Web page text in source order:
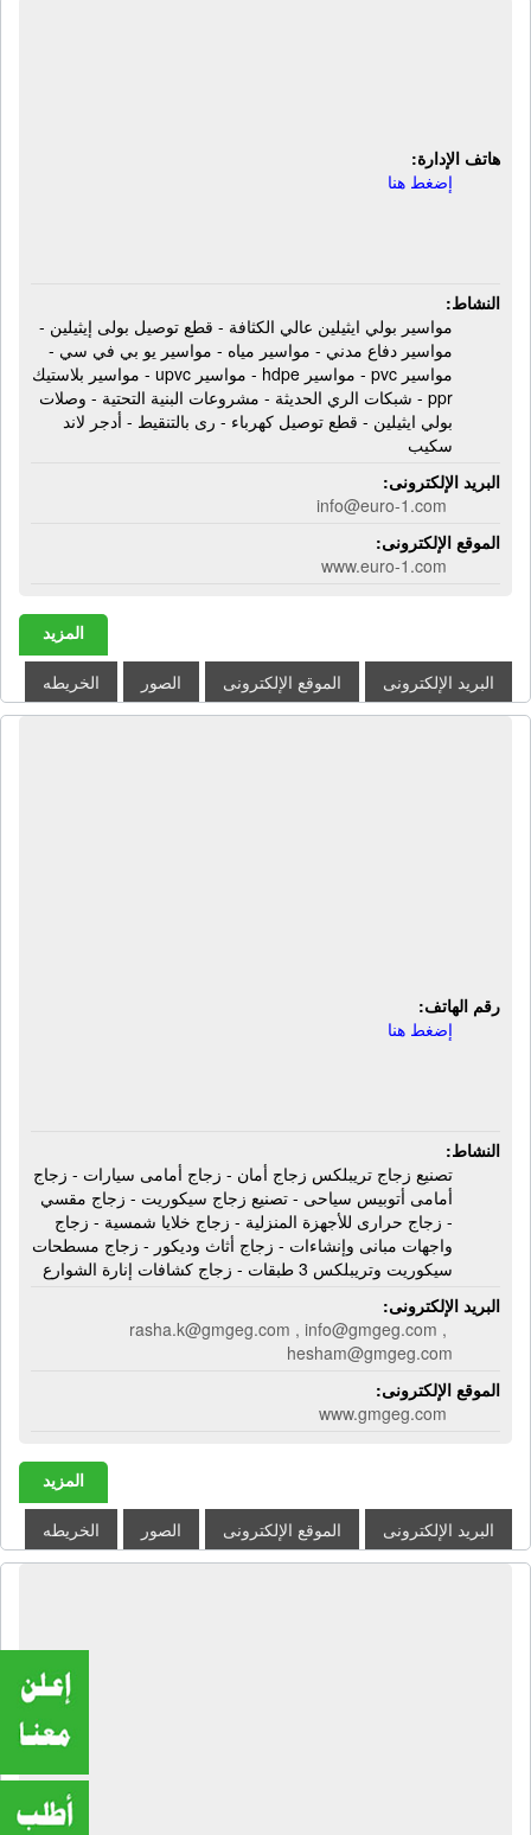
هاتف الإدارة:
إضغط هنا
النشاط:
مواسير بولي ايثيلين عالي الكثافة - قطع توصيل بولى إيثيلين -
مواسير دفاع مدني - مواسير مياه - مواسير يو بي في سي -
مواسير pvc - مواسير hdpe - مواسير upvc - مواسير بلاستيك
ppr - شبكات الري الحديثة - مشروعات البنية التحتية - وصلات
بولي ايثيلين - قطع توصيل كهرباء - رى بالتنقيط - أدجر لاند
سكيب
البريد الإلكترونى:
info@euro-1.com
الموقع الإلكترونى:
www.euro-1.com
المزيد
البريد الإلكترونى الموقع الإلكترونى الصور الخريطه
رقم الهاتف:
إضغط هنا
النشاط:
تصنيع زجاج تريبلكس زجاج أمان - زجاج أمامى سيارات - زجاج
أمامى أتوبيس سياحى - تصنيع زجاج سيكوريت - زجاج مقسي
- زجاج حرارى للأجهزة المنزلية - زجاج خلايا شمسية - زجاج
واجهات مبانى وإنشاءات - زجاج أثاث وديكور - زجاج مسطحات
سيكوريت وتريبلكس 3 طبقات - زجاج كشافات إنارة الشوارع
البريد الإلكترونى:
rasha.k@gmgeg.com , info@gmgeg.com ,
hesham@gmgeg.com
الموقع الإلكترونى:
www.gmgeg.com
المزيد
البريد الإلكترونى الموقع الإلكترونى الصور الخريطه
العمومية والأنظمة الأمنية | تجارة وتوريد
وتركيب الأنظمة الأمنية - كاميرات مراقبة
- إنذار حريق - إنذار سرقة - إكس راى -
بوابات كشف معدن - أكسس كنترول -
أجهزة حضور وإنصراف - بوابات التحكم